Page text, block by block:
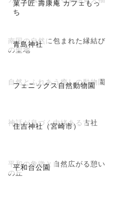
菓子匠 壽康庵 カフェもっ
ち
青島神社
南国の自然に包まれた縁結び
の聖地
フェニックス自然動物園
自然とふれあう癒しの動物園
住吉神社（宮崎市）
神話が息づく由緒ある古社
平和台公園
平和の象徴と自然広がる憩い
の丘